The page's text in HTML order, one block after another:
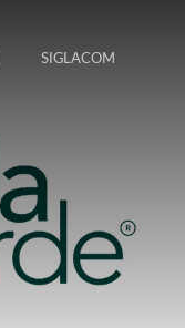
SIGLACOM